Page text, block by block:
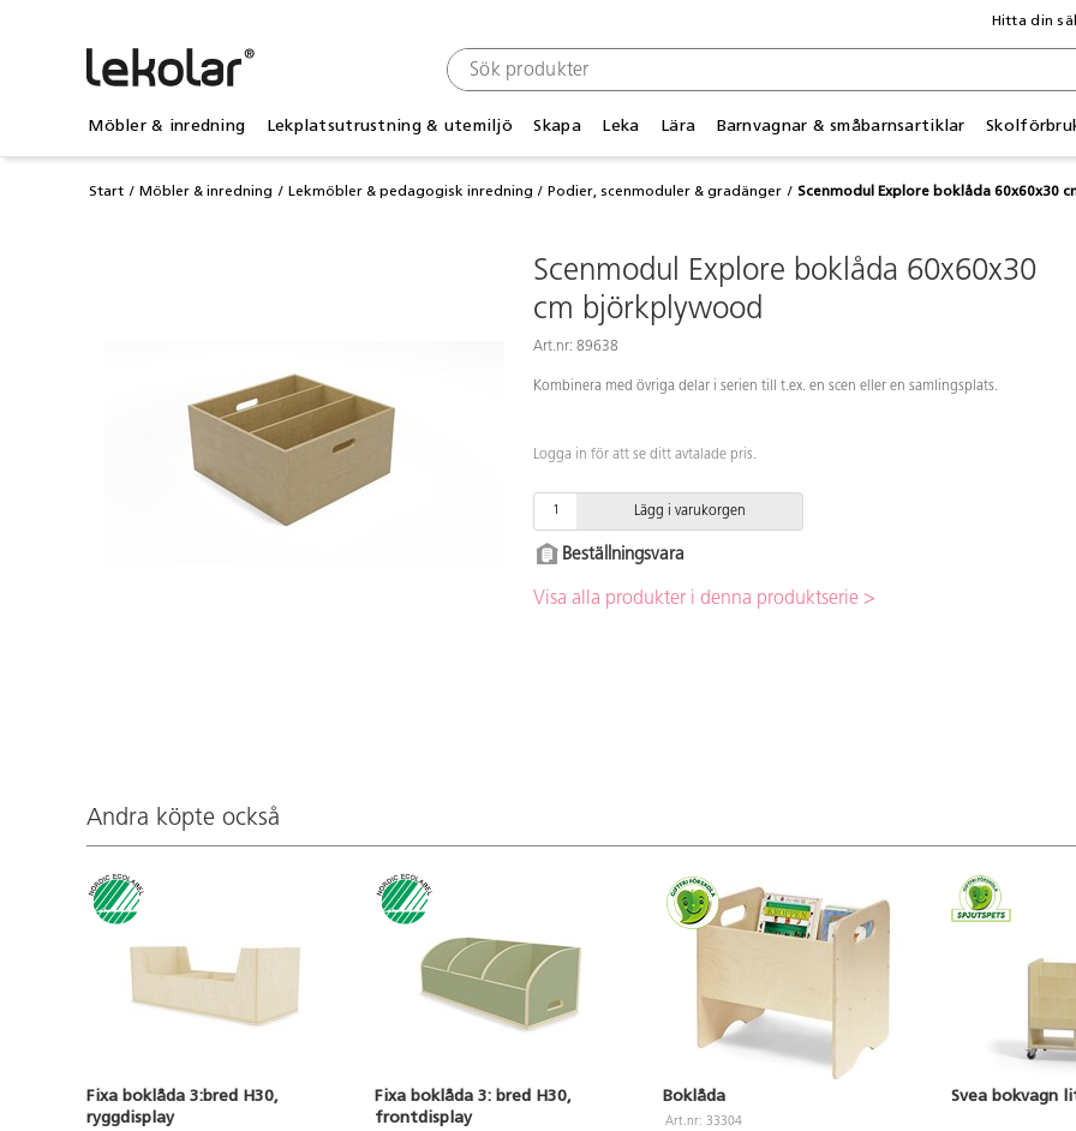
Möbler & inredning Lekplatsutrustning & utemiljö Skapa Leka Lära Barnvagnar & småbarnsartiklar
Hitta din
Start Möbler & inredning Lekmöbler & pedagogisk inredning Podier, scenmoduler & gradänger Scenmodul Explore boklåda 60x60x30
Scenmodul Explore boklåda 60x60x30
cm björkplywood
Art.nr: 89638
Kombinera med övriga delar i serien till t.ex. en scen eller en samlingsplats.
Logga in för att se ditt avtalade pris.
Lägg i varukorgen
Beställningsvara
Visa alla produkter i denna produktserie >
Andra köpte också
Fixa boklåda 3:bred H30,
ryggdisplay
Fixa boklåda 3: bred H30,
frontdisplay
Boklåda
Art.nr: 33304
Svea bokvagn